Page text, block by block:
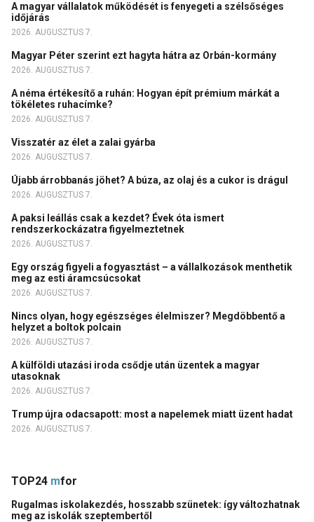
A magyar vállalatok működését is fenyegeti a szélsőséges
időjárás
2026. AUGUSZTUS 7.
Magyar Péter szerint ezt hagyta hátra az Orbán-kormány
2026. AUGUSZTUS 7.
A néma értékesítő a ruhán: Hogyan épít prémium márkát a
tökéletes ruhacímke?
2026. AUGUSZTUS 7.
Visszatér az élet a zalai gyárba
2026. AUGUSZTUS 7.
Újabb árrobbanás jöhet? A búza, az olaj és a cukor is drágul
2026. AUGUSZTUS 7.
A paksi leállás csak a kezdet? Évek óta ismert
rendszerkockázatra figyelmeztetnek
2026. AUGUSZTUS 7.
Egy ország figyeli a fogyasztást – a vállalkozások menthetik
meg az esti áramcsúcsokat
2026. AUGUSZTUS 7.
Nincs olyan, hogy egészséges élelmiszer? Megdöbbentő a
helyzet a boltok polcain
2026. AUGUSZTUS 7.
A külföldi utazási iroda csődje után üzentek a magyar
utasoknak
2026. AUGUSZTUS 7.
Trump újra odacsapott: most a napelemek miatt üzent hadat
2026. AUGUSZTUS 7.
TOP24 mfor
Rugalmas iskolakezdés, hosszabb szünetek: így változhatnak
meg az iskolák szeptembertől